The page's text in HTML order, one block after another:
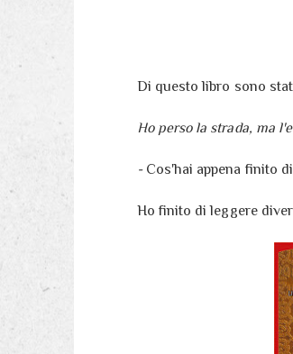
Di questo libro sono
Ho perso la strada, ma
- Cos'hai appena finito
Ho finito di leggere